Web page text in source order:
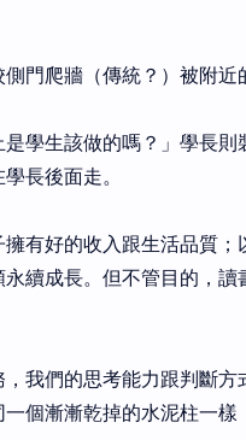
門爬牆（傳統？）被附近
學生該做的嗎？」學長
長後面走。
有好的收入跟生活品質
續成長。但不管目的，
我們的思考能力跟判斷
個漸漸乾掉的水泥柱一樣